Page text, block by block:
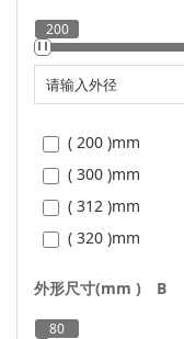
200
( 200 )mm
( 300 )mm
( 312 )mm
( 320 )mm
外形尺寸(mm ) B
80